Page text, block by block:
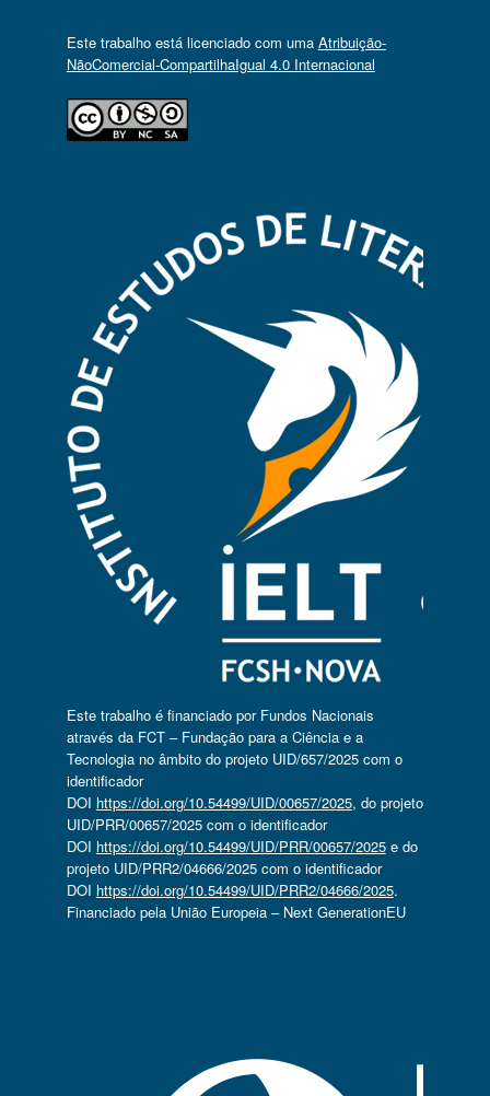
Este trabalho está licenciado com uma Atribuição-
NãoComercial-CompartilhaIgual 4.0 Internacional
Este trabalho é financiado por Fundos Nacionais
através da FCT – Fundação para a Ciência e a
Tecnologia no âmbito do projeto UID/657/2025 com o
identificador
DOI https://doi.org/10.54499/UID/00657/2025, do projeto
UID/PRR/00657/2025 com o identificador
DOI https://doi.org/10.54499/UID/PRR/00657/2025e do
projeto UID/PRR2/04666/2025 com o identificador
DOI https://doi.org/10.54499/UID/PRR2/04666/2025.
Financiado pela União Europeia – Next GenerationEU